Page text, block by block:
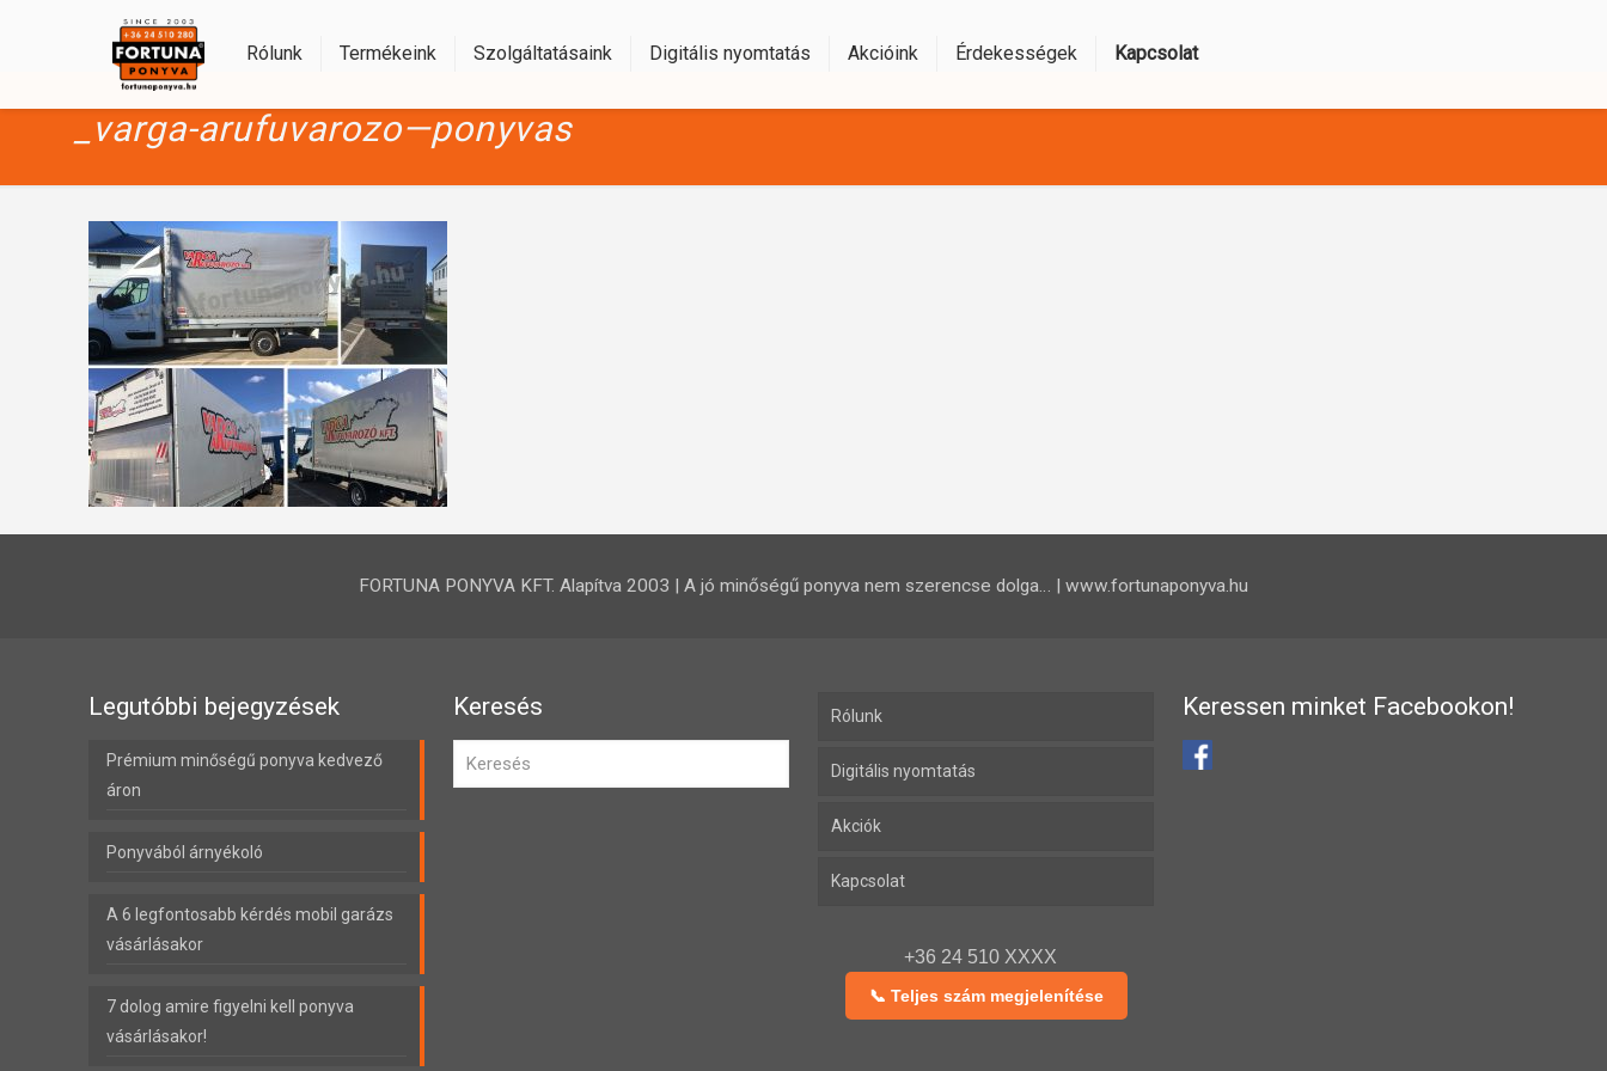
Rólunk Termékeink Szolgáltatásaink Digitális nyomtatás Akcióink Érdekességek Kapcsolat
_varga-arufuvarozo—ponyvas
FORTUNA PONYVA KFT. Alapítva 2003 | A jó minőségű ponyva nem szerencse dolga… | www.fortunaponyva.hu
Legutóbbi bejegyzések
Prémium minőségű ponyva kedvező
áron
Ponyvából árnyékoló
A 6 legfontosabb kérdés mobil garázs
vásárlásakor
7 dolog amire figyelni kell ponyva
vásárlásakor!
Keresés Rólunk
Digitális nyomtatás
Akciók
Kapcsolat
+36 24 510 XXXX
📞 Teljes szám megjelenítése
Keressen minket Facebookon!